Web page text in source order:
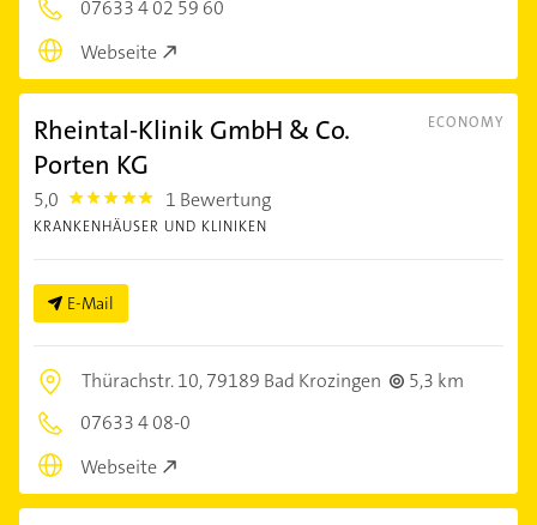
07633 4 02 59 60
Webseite
ECONOMY
Rheintal-Klinik GmbH & Co.
Porten KG
5,0 5.0 1 Bewertung
KRANKENHÄUSER UND KLINIKEN
E-Mail
Thürachstr. 10,79189 Bad Krozingen
5,3 km
07633 4 08-0
Webseite